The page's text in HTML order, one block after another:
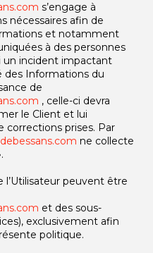
s’engage à
nécessaires afin de
et notamment
à des personnes
un incident impactant
des Informations du
de
, celle-ci devra
le Client et lui
corrections prises. Par
ne collecte
l’Utilisateur peuvent être
et des sous-
exclusivement afin
politique.